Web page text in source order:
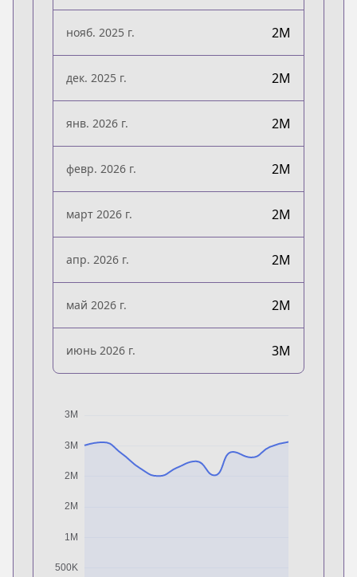
нояб. 2025 г. 2M
дек. 2025 г. 2M
янв. 2026 г. 2M
февр. 2026 г. 2M
март 2026 г. 2M
апр. 2026 г. 2M
май 2026 г. 2M
июнь 2026 г. 3M